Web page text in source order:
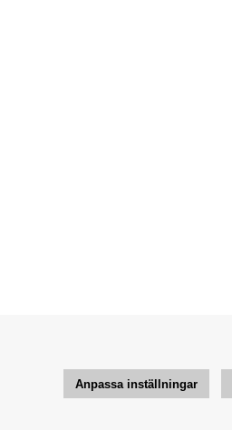
Anpassa inställningar